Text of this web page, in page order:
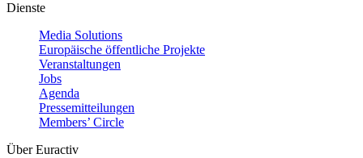
Dienste
Media Solutions
Europäische öffentliche Projekte
Veranstaltungen
Jobs
Agenda
Pressemitteilungen
Members’ Circle
Über Euractiv